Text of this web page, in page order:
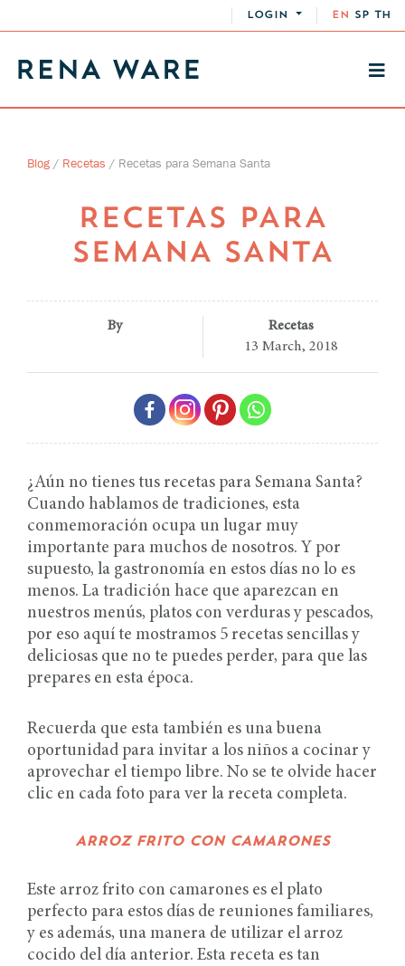
LOGIN EN SP TH
Blog / Recetas / Recetas para Semana Santa
RECETAS PARA
SEMANA SANTA
By
Recetas
13 March, 2018
¿Aún no tienes tus recetas para Semana Santa?
Cuando hablamos de tradiciones, esta
conmemoración ocupa un lugar muy
importante para muchos de nosotros. Y por
supuesto, la gastronomía en estos días no lo es
menos. La tradición hace que aparezcan en
nuestros menús, platos con verduras y pescados,
por eso aquí te mostramos 5 recetas sencillas y
deliciosas que no te puedes perder, para que las
prepares en esta época.
Recuerda que esta también es una buena
oportunidad para invitar a los niños a cocinar y
aprovechar el tiempo libre. No se te olvide hacer
clic en cada foto para ver la receta completa.
ARROZ FRITO CON CAMARONES
Este arroz frito con camarones es el plato
perfecto para estos días de reuniones familiares,
y es además, una manera de utilizar el arroz
cocido del día anterior. Esta receta es tan